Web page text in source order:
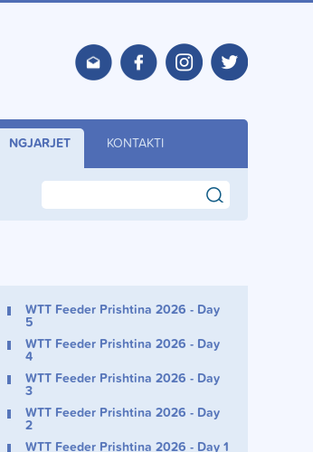
NGJARJET KONTAKTI
search
WTT Feeder Prishtina 2026 - Day
5
WTT Feeder Prishtina 2026 - Day
4
WTT Feeder Prishtina 2026 - Day
3
WTT Feeder Prishtina 2026 - Day
2
WTT Feeder Prishtina 2026 - Day 1